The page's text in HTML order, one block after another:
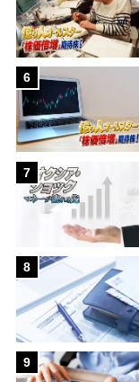
6
7
8
9